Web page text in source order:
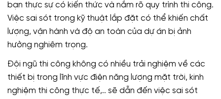
bạn thực sự có kiến thức và nắm rõ quy trình thi công.
Việc sai sót trong kỹ thuật lắp đặt có thể khiến chất
lượng, vận hành và độ an toàn của dự án bị ảnh
hưởng nghiêm trọng.
Đội ngũ thi công không có nhiều trải nghiệm về các
thiết bị trong lĩnh vực điện năng lượng mặt trời, kinh
nghiệm thi công thực tế,.. sẽ dẫn đến việc sai sót